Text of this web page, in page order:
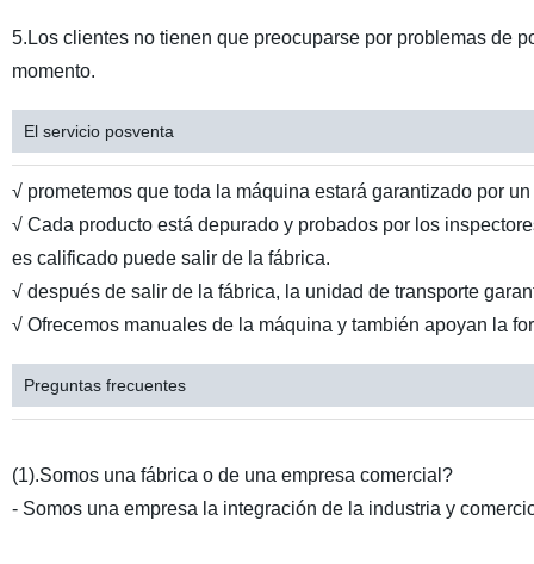
5.Los clientes no tienen que preocuparse por problemas de
momento.
El servicio posventa
√ prometemos que toda la máquina estará garantizado por
√ Cada producto está depurado y probados por los
es calificado puede salir de la fábrica.
√ después de salir de la fábrica, la unidad de transporte
√ Ofrecemos manuales de la máquina y también apoyan la
Preguntas frecuentes
(1).Somos una fábrica o de una empresa comercial?
- Somos una empresa la integración de la industria y